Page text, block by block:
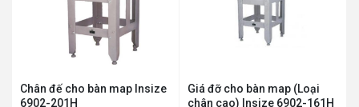
Chân đế cho bàn map Insize
6902-201H
Giá đỡ cho bàn map (Loại
chân cao) Insize 6902-161H